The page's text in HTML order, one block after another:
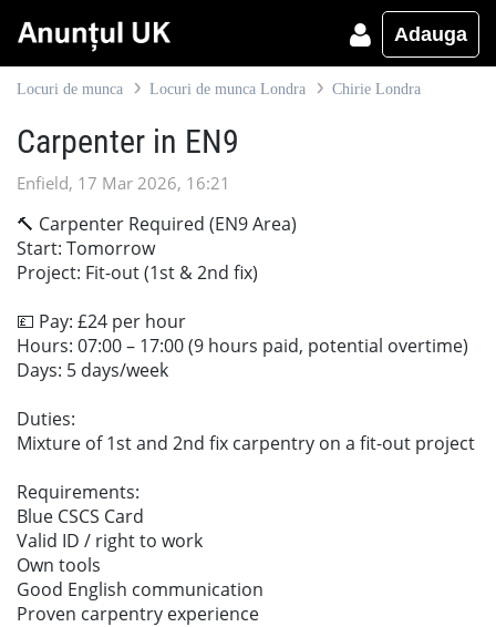
Adauga
Locuri de munca Locuri de munca Londra Chirie Londra
Carpenter in EN9
Enfield, 17 Mar 2026, 16:21
🔨 Carpenter Required (EN9 Area)
Start: Tomorrow
Project: Fit-out (1st & 2nd fix)
💷 Pay: £24 per hour
Hours: 07:00 – 17:00 (9 hours paid, potential overtime)
Days: 5 days/week
Duties:
Mixture of 1st and 2nd fix carpentry on a fit-out project
Requirements:
Blue CSCS Card
Valid ID / right to work
Own tools
Good English communication
Proven carpentry experience